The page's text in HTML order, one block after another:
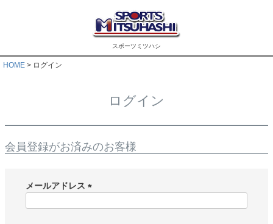
スポーツミツハシ
HOME ログイン
ログイン
会員登録がお済みのお客様
メールアドレス